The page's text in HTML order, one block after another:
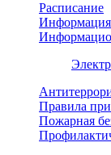
Расписание
Информация
Правила
Пожарная